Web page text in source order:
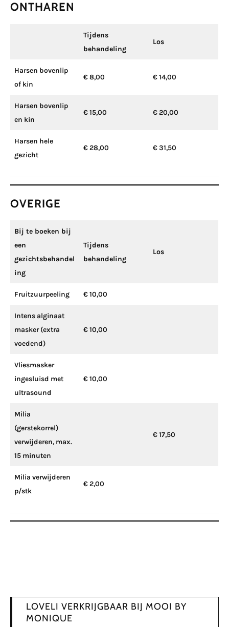
ONTHAREN
Tijdens
behandeling
Los
Harsen bovenlip
of kin
€ 8,00 € 14,00
Harsen bovenlip
en kin
€ 15,00 € 20,00
Harsen hele
gezicht
€ 28,00 € 31,50
OVERIGE
Bij te boeken bij
een
gezichtsbehandel
ing
Tijdens
behandeling
Los
Fruitzuurpeeling € 10,00
Intens alginaat
masker (extra
voedend)
€ 10,00
Vliesmasker
ingesluisd met
ultrasound
€ 10,00
Milia
(gerstekorrel)
verwijderen, max.
15 minuten
€ 17,50
Milia verwijderen
p/stk
€ 2,00
LOVELI VERKRIJGBAAR BIJ MOOI BY
MONIQUE